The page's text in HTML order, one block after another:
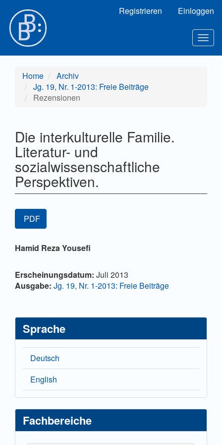
Hauptinhalt
Sidebar
Registrieren Einloggen
Home
Archiv
Jg. 19, Nr. 1-2013: Freie Beiträge
Rezensionen
Die interkulturelle Familie.
Literatur- und
sozialwissenschaftliche
Perspektiven.
Artikel-
Sidebar
PDF
Hauptsächlicher
Hamid Reza Yousefi
Artikel-
Details
Erscheinungsdatum: Juli 2013
Ausgabe: Jg. 19, Nr. 1-2013: Freie Beiträge
Sprache
Deutsch
English
Fachbereiche